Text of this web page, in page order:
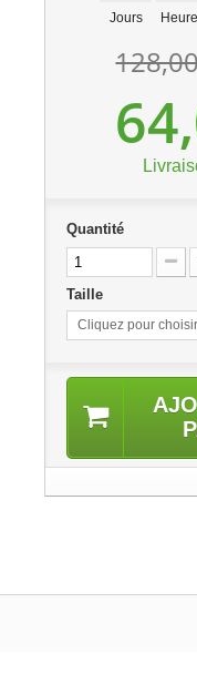
Jours
Quantité
Taille
Cliquez pour